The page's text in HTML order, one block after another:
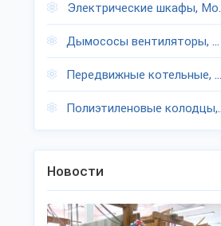
Дымососы вентиляторы, Московская область
Передвижные котельные, Московская область
Новости